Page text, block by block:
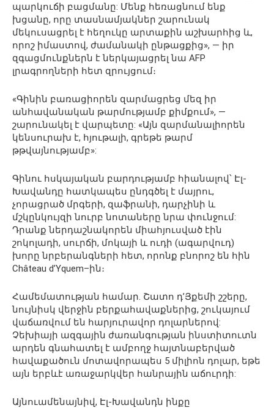
պարկուճի բացմանը: Մենք հեռացնում ենք
խցանը, որը տասնամյակներ շարունակ
մեկուսացրել է հեղուկը արտաքին աշխարհից և,
որոշ իմաստով, ժամանակի ընթացքից», — իր
զգացմունքներն է ներկայացրել նա AFP
լրագրողների հետ զրույցում։
«Գինին բառացիորեն զարմացրեց մեզ իր
անհավանական թարմությամբ քիմքում», —
շարունակել է վարպետը: «Այն զարմանալիորեն
կենսուրախ է, հյութալի, գրեթե թարմ
թթվայնությամբ»:
Գինու հսկայական բարդությամբ հիանալով՝ Էլ-
Խավանդը հատկապես ընդգծել է մայրու,
չորացրած մրգերի, զաֆրանի, դարչինի և
մշկընկույզի նուրբ նոտաները նրա փունջում:
Դրանք ներդաշնակորեն միահյուսված էին
շոկոլադի, սուրճի, մոկայի և ուդի (ագարվուդ)
խորը նրբերանգների հետ, որոնք բնորոշ են հին
Château d’Yquem–ին։
Համեմատության համար. Շատո դ’Յքեմի շշերը,
նույնիսկ վերջին բերքահավաքներից, շուկայում
վաճառվում են հարյուրավոր դոլարներով:
Չեխիայի ազգային ժառանգության ինստիտուտն
արդեն գնահատել է ամբողջ հայտնաբերված
հավաքածուն մոտավորապես 5 միլիոն դոլար, եթե
այն երբևէ առաջարկվեր հանրային աճուրդի:
Այնուամենայնիվ, Էլ-Խավանդն ինքը